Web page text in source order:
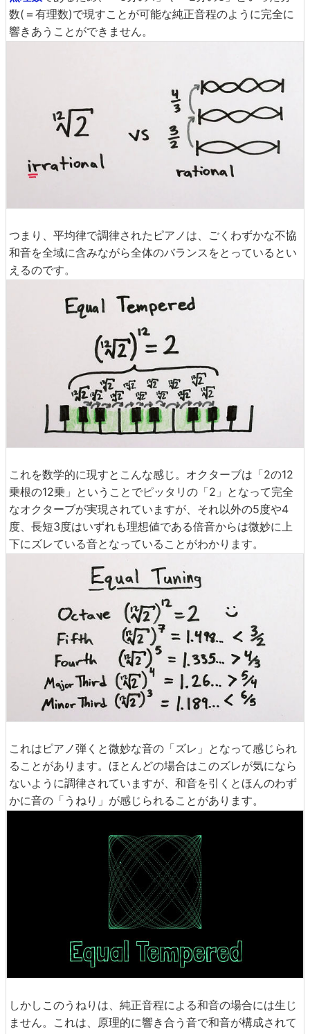
数(＝有理数)で現すことが可能な純正音程のように完全に
響きあうことができません。
つまり、平均律で調律されたピアノは、ごくわずかな不協
和音を全域に含みながら全体のバランスをとっているとい
えるのです。
これを数学的に現すとこんな感じ。オクターブは「2の12
乗根の12乗」ということでピッタリの「2」となって完全
なオクターブが実現されていますが、それ以外の5度や4
度、長短3度はいずれも理想値である倍音からは微妙に上
下にズレている音となっていることがわかります。
これはピアノ弾くと微妙な音の「ズレ」となって感じられ
ることがあります。ほとんどの場合はこのズレが気になら
ないように調律されていますが、和音を引くとほんのわず
かに音の「うねり」が感じられることがあります。
しかしこのうねりは、純正音程による和音の場合には生じ
ません。これは、原理的に響き合う音で和音が構成されて